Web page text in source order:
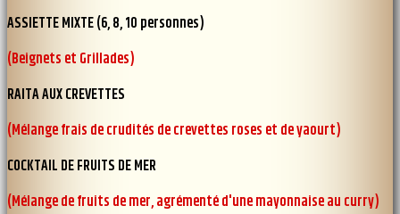
ASSIETTE MIXTE (6, 8, 10 personnes)
(Beignets et Grillades)
RAITA AUX CREVETTES
(Mélange frais de crudités de crevettes roses et de yaourt)
COCKTAIL DE FRUITS DE MER
(Mélange de fruits de mer, agrémenté d'une mayonnaise au curry)